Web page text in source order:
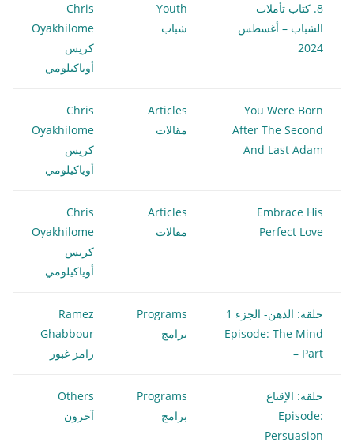
8. كتاب تأملات
الشباب – أغسطس
2024
Youth
شباب
Chris
Oyakhilome
كريس
أوياكيلومي
You Were Born
After The Second
And Last Adam
Articles
مقالات
Chris
Oyakhilome
كريس
أوياكيلومي
Embrace His
Perfect Love
Articles
مقالات
Chris
Oyakhilome
كريس
أوياكيلومي
حلقة: الذهن- الجزء 1
Episode: The Mind
– Part
Programs
برامج
Ramez
Ghabbour
رامز غبور
حلقة: الإقناع
Episode:
Persuasion
Programs
برامج
Others
آخرون